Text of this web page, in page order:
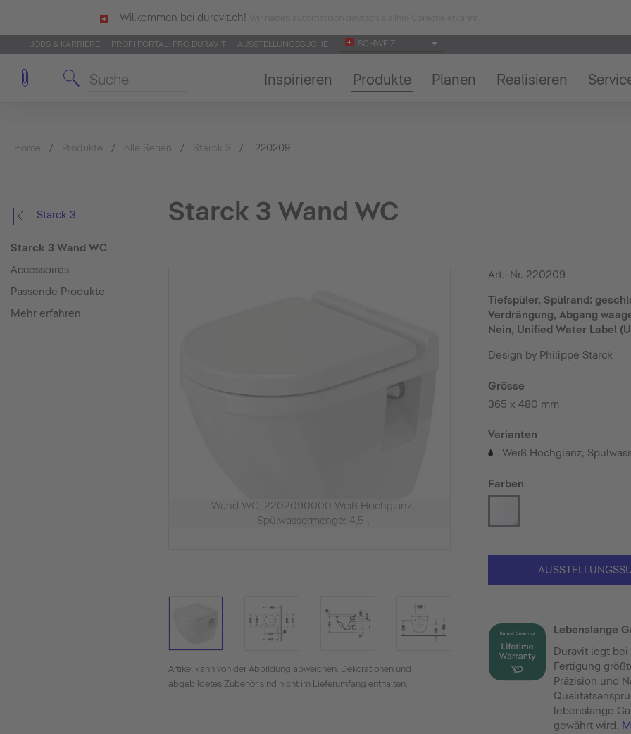
Willkommen bei duravit.ch!
JOBS & KARRIERE PROFI PORTAL: PRO.DURAVIT AUSSTELLUNGSSUCHE SCHWEIZ
Inspirieren Produkte Planen Realisieren
Home Produkte Alle Serien Starck 3 220209
Starck 3
Starck 3 Wand WC
Accessoires
Passende Produkte
Mehr erfahren
Starck 3 Wand WC
Wand WC, 2202090000 Weiß Hochglanz,
Spülwassermenge: 4,5 l
Artikel kann von der Abbildung abweichen. Dekorationen und
abgebildetes Zubehör sind nicht im Lieferumfang enthalten.
Art.-Nr. 220209
Tiefspüler, Spülrand:
Verdrängung, Abgang
Nein, Unified Water Label
Design by Philippe Starck
Grösse
365 x 480 mm
Varianten
© Weiß Hochglanz,
Farben
Lebenslange
Duravit legt
Fertigung
Präzision und
lebenslange
gewährt wird.